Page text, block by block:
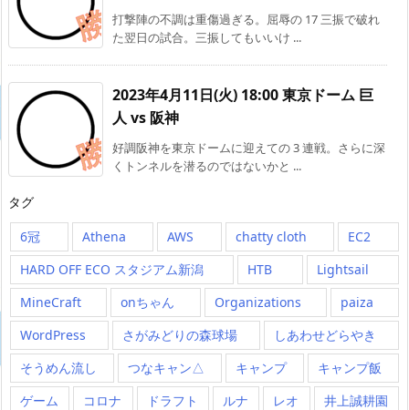
打撃陣の不調は重傷過ぎる。屈辱の 17 三振で破れ
た翌日の試合。三振してもいいけ ...
2023年4月11日(火) 18:00 東京ドーム 巨
人 vs 阪神
好調阪神を東京ドームに迎えての 3 連戦。さらに深
くトンネルを潜るのではないかと ...
タグ
6冠
Athena AWS chatty cloth
EC2
HARD OFF ECO スタジアム新潟
HTB
Lightsail
MineCraft
onちゃん Organizations
paiza
WordPress
さがみどりの森球場
しあわせどらやき
そうめん流し
つなキャン△ キャンプ
キャンプ飯
ゲーム
コロナ ドラフト ルナ レオ
井上誠耕園